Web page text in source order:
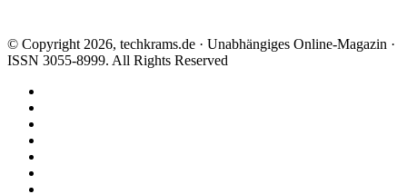
© Copyright 2026, techkrams.de · Unabhängiges Online-Magazin ·
ISSN 3055-8999. All Rights Reserved